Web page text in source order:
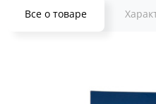
Все о товаре